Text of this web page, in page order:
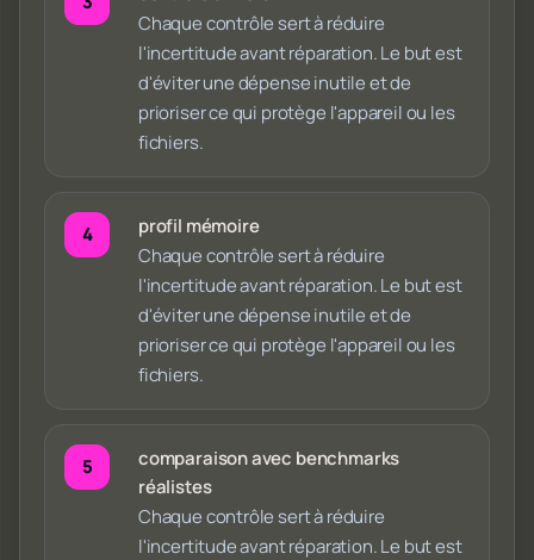
Chaque contrôle sert à réduire
l'incertitude avant réparation. Le but est
d'éviter une dépense inutile et de
prioriser ce qui protège l'appareil ou les
fichiers.
profil mémoire
Chaque contrôle sert à réduire
l'incertitude avant réparation. Le but est
d'éviter une dépense inutile et de
prioriser ce qui protège l'appareil ou les
fichiers.
comparaison avec benchmarks
réalistes
Chaque contrôle sert à réduire
l'incertitude avant réparation. Le but est